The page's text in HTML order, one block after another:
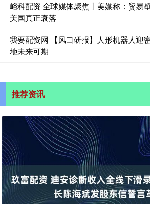
峪科配资 全球媒体聚焦丨美媒称：贸易
美国真正衰落
我要配资网 【风口研报】人形机器人迎
地未来可期
推荐资讯